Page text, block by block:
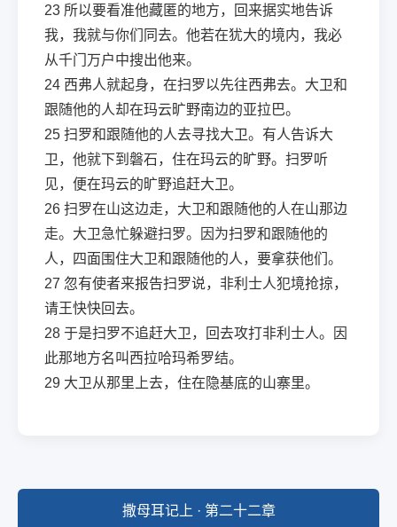
23 所以要看准他藏匿的地方，回来据实地告诉
我，我就与你们同去。他若在犹大的境内，我必
从千门万户中搜出他来。
24 西弗人就起身，在扫罗以先往西弗去。大卫和
跟随他的人却在玛云旷野南边的亚拉巴。
25 扫罗和跟随他的人去寻找大卫。有人告诉大
卫，他就下到磐石，住在玛云的旷野。扫罗听
见，便在玛云的旷野追赶大卫。
26 扫罗在山这边走，大卫和跟随他的人在山那边
走。大卫急忙躲避扫罗。因为扫罗和跟随他的
人，四面围住大卫和跟随他的人，要拿获他们。
27 忽有使者来报告扫罗说，非利士人犯境抢掠，
请王快快回去。
28 于是扫罗不追赶大卫，回去攻打非利士人。因
此那地方名叫西拉哈玛希罗结。
29 大卫从那里上去，住在隐基底的山寨里。
撒母耳记上 · 第二十二章